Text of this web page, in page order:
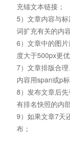
充锚文本链接；
5）文章内容与
词扩充有关的内
6）文章中的图
度大于500px更
7）文章排版合
内容用span或p
8）发布文章后
有排名快照的内
9）如果文章7天
布；